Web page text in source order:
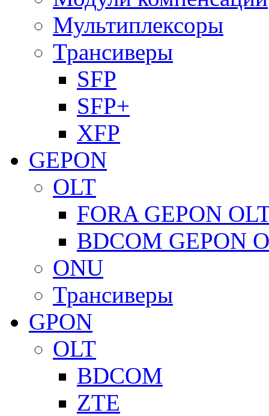
Мультиплексоры
Трансиверы
SFP
SFP+
XFP
GEPON
OLT
FORA GEPON
BDCOM GEPON
ONU
Трансиверы
GPON
OLT
BDCOM
ZTE